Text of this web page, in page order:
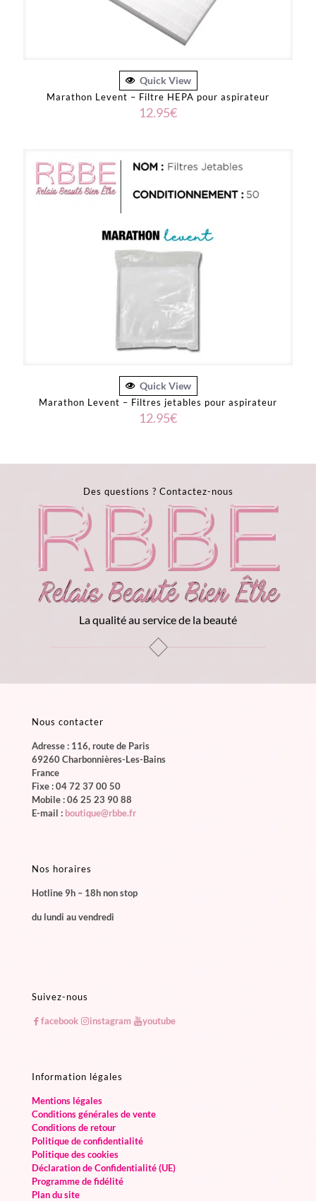
Quick View
Marathon Levent – Filtre HEPA pour aspirateur
12.95€
Quick View
Marathon Levent – Filtres jetables pour aspirateur
12.95€
Des questions ? Contactez-nous
La qualité au service de la beauté
Nous contacter
Adresse : 116, route de Paris
69260 Charbonnières-Les-Bains
France
Fixe :04 72 37 00 50
Mobile :06 25 23 90 88
E-mail : boutique@rbbe.fr
Nos horaires
Hotline 9h – 18h non stop
du lundi au vendredi
Suivez-nous
facebook instagram youtube
Information légales
Mentions légales
Conditions générales de vente
Conditions de retour
Politique de confidentialité
Politique des cookies
Déclaration de Confidentialité (UE)
Programme de fidélité
Plan du site